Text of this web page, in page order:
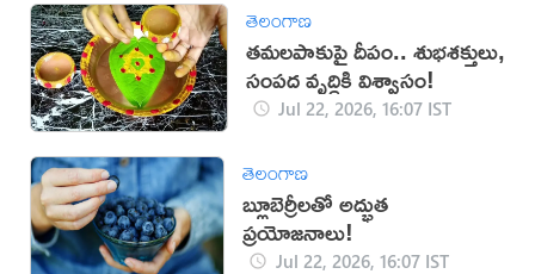
తెలంగాణ
తమలపాకుపై దీపం.. శుభశక్తులు,
సంపద వృద్ధికి విశ్వాసం!
Jul 22, 2026, 16:07 IST
తెలంగాణ
బ్లూబెర్రీలతో అద్భుత
ప్రయోజనాలు!
Jul 22, 2026, 16:07 IST